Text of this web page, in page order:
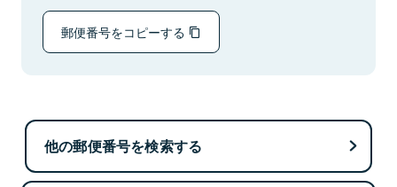
郵便番号をコピーする
他の郵便番号を検索する